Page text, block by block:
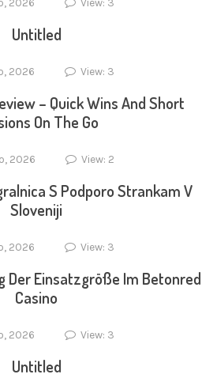
2026 View: 3
Untitled
2026 View: 3
– Quick Wins And Short
On The Go
2026 View: 2
S Podporo Strankam V
Sloveniji
2026 View: 3
Der Einsatzgröße Im Betonred
Casino
2026 View: 3
Untitled